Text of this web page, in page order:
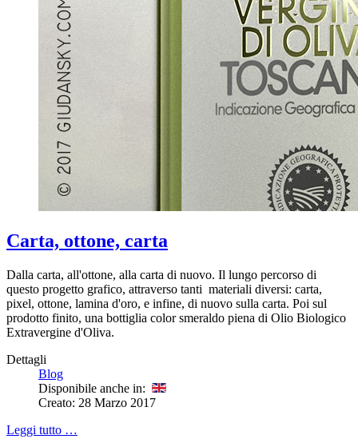
Carta, ottone, carta
Dalla carta, all'ottone, alla carta di nuovo. Il lungo percorso di
questo progetto grafico, attraverso tanti materiali diversi: carta,
pixel, ottone, lamina d'oro, e infine, di nuovo sulla carta. Poi sul
prodotto finito, una bottiglia color smeraldo piena di Olio Biologico
Extravergine d'Oliva.
Dettagli
Blog
Disponibile anche in:
Creato: 28 Marzo 2017
Leggi tutto …